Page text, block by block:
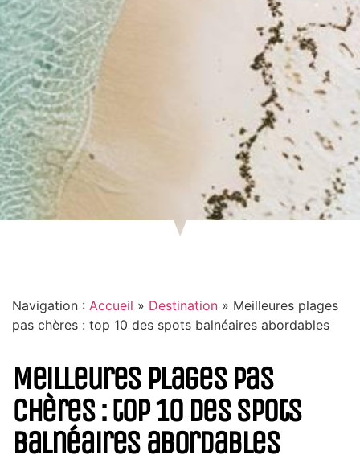
Navigation : Accueil » Destination » Meilleures plages
pas chères : top 10 des spots balnéaires abordables
Meilleures plages pas
chères : top 10 des spots
balnéaires abordables